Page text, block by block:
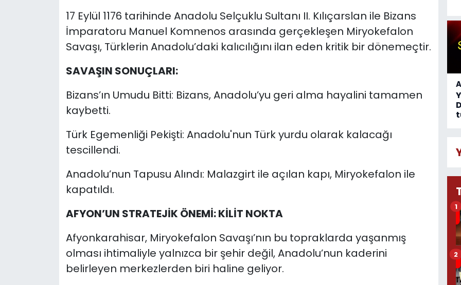
17 Eylül 1176 tarihinde Anadolu Selçuklu Sultanı II. Kılıçarslan ile Bizans
İmparatoru Manuel Komnenos arasında gerçekleşen Miryokefalon
Savaşı, Türklerin Anadolu’daki kalıcılığını ilan eden kritik bir dönemeçtir.
SAVAŞIN SONUÇLARI:
Bizans’ın Umudu Bitti: Bizans, Anadolu’yu geri alma hayalini tamamen
kaybetti.
Türk Egemenliği Pekişti: Anadolu'nun Türk yurdu olarak kalacağı
tescillendi.
Anadolu’nun Tapusu Alındı: Malazgirt ile açılan kapı, Miryokefalon ile
kapatıldı.
AFYON’UN STRATEJİK ÖNEMİ: KİLİT NOKTA
Afyonkarahisar, Miryokefalon Savaşı’nın bu topraklarda yaşanmış
olması ihtimaliyle yalnızca bir şehir değil, Anadolu’nun kaderini
belirleyen merkezlerden biri haline geliyor.
1
2